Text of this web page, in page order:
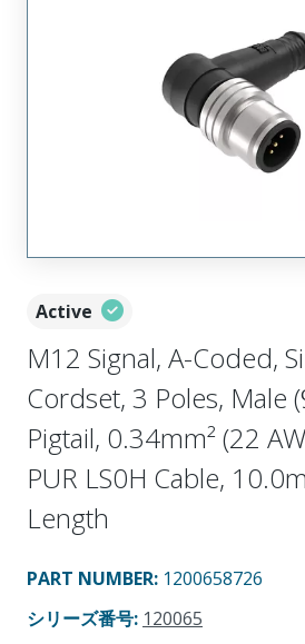
Active
M12 Signal, A-Coded,
Cordset, 3 Poles, Male
Pigtail, 0.34mm² (22
PUR LS0H Cable,
Length
PART NUMBER: 1200658726
シリーズ番号: 120065